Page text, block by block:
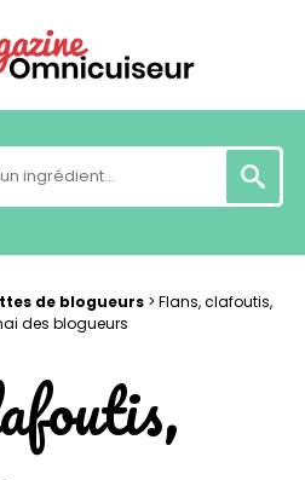
de blogueurs> Flans, clafoutis,
des blogueurs